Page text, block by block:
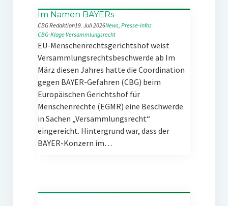
Im Namen BAYERs
CBG Redaktion19. Juli 2026News, Presse-Infos
CBG-Klage Versammlungsrecht
EU-Menschenrechtsgerichtshof weist
Versammlungsrechtsbeschwerde ab Im
März diesen Jahres hatte die Coordination
gegen BAYER-Gefahren (CBG) beim
Europäischen Gerichtshof für
Menschenrechte (EGMR) eine Beschwerde
in Sachen „Versammlungsrecht“
eingereicht. Hintergrund war, dass der
BAYER-Konzern im…